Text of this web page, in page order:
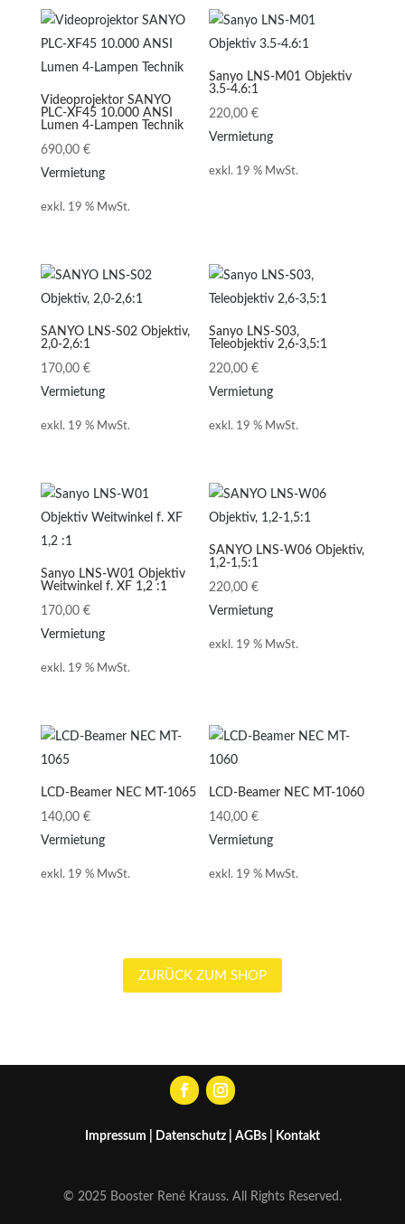
Videoprojektor SANYO
PLC-XF45 10.000 ANSI
Lumen 4-Lampen Technik
690,00 €
Vermietung
exkl. 19 % MwSt.
Sanyo LNS-M01 Objektiv
3.5-4.6:1
220,00€
Vermietung
exkl. 19 % MwSt.
SANYO LNS-S02 Objektiv,
2,0-2,6:1
170,00 €
Vermietung
exkl. 19 % MwSt.
Sanyo LNS-S03,
Teleobjektiv 2,6-3,5:1
220,00€
Vermietung
exkl. 19 % MwSt.
Sanyo LNS-W01 Objektiv
Weitwinkel f. XF 1,2 :1
170,00 €
Vermietung
exkl. 19 % MwSt.
SANYO LNS-W06 Objektiv,
1,2-1,5:1
220,00€
Vermietung
exkl. 19 % MwSt.
LCD-Beamer NEC MT-1065
140,00 €
Vermietung
exkl. 19 % MwSt.
LCD-Beamer NEC MT-1060
140,00€
Vermietung
exkl. 19 % MwSt.
ZURÜCK ZUM SHOP
Impressum Datenschutz AGBs Kontakt
© 2025 Booster René Krauss. All Rights Reserved.